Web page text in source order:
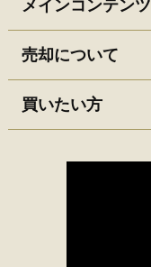
メインコンテンツ
売却について
買いたい方